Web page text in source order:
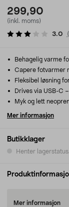
299,90
(inkl. moms)
3.0 (
Butikklager
Henter
Behagelig varme
Capere fotvarmer
Fleksibel løsning
Drives via USB-C
Myk og lett
Mer informasjon
Mer informasjon